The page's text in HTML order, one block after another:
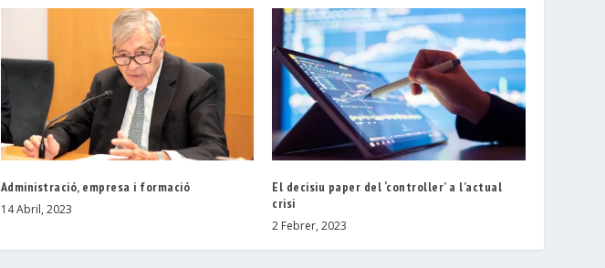
Administració, empresa i formació
14 Abril, 2023
El decisiu paper del ‘controller’ a l’actual
crisi
2 Febrer, 2023